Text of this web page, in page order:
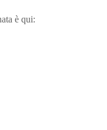
è qui: